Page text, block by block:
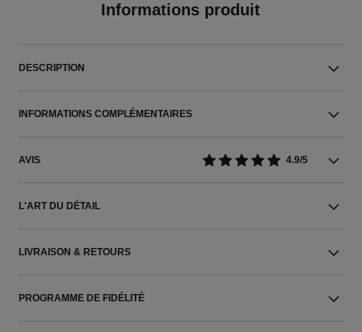
Informations produit
DESCRIPTION
INFORMATIONS COMPLÉMENTAIRES
AVIS 4.9/5
L'ART DU DÉTAIL
LIVRAISON & RETOURS
PROGRAMME DE FIDÉLITÉ